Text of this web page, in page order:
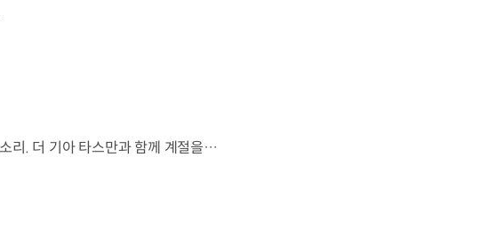
살랑이는 억새와 새들의 지저귐,선선한 가을이 찾아오는 소리. 더 기아 타스만과 함께 계절을 만나보세요. 🎧 *본 영상은 AI를 활용해 제작했습니다. #기아 #더기아타스만 #타스만 #가을 #입추 #Tasman #ASMR